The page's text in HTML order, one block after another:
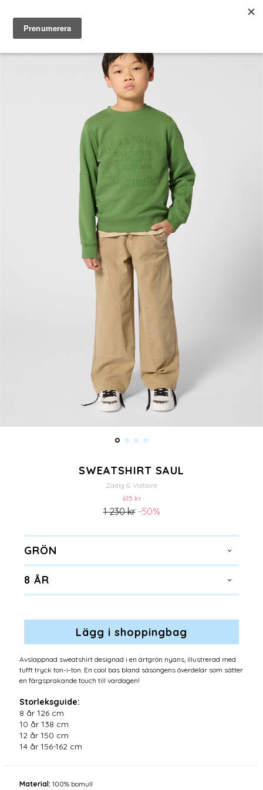
SWEATSHIRT SAUL
Zadig & Voltaire
615 kr
1 230 kr-50%
GRÖN
8 ÅR
Avslappnad sweatshirt designad i en ärtgrön nyans, illustrerad med
tufft tryck ton-i-ton. En cool bas bland säsongens överdelar som sätter
en färgsprakande touch till vardagen!
Storleksguide:
8 år 126 cm
10 år 138 cm
12 år 150 cm
14 år 156-162 cm
Material: 100% bomull